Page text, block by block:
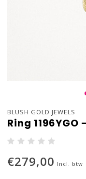
BLUSH GOLD JEWELS
Ring
€279,00 Incl. btw